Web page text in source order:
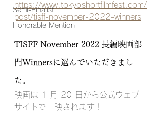
Semi-Finalist
Honorable Mention
https://www.tokyoshortfilmfest.com/
post/tisff-november-2022-winners
TISFF November 2022 長編映画部
門Winnersに選んでいただきまし
た。
映画は 1 月 20 日から公式ウェブ
サイトで上映されます！